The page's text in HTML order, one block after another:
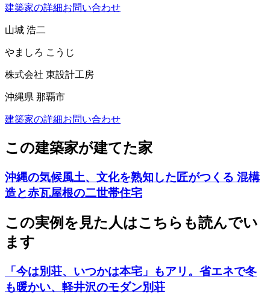
建築家の詳細お問い合わせ
山城 浩二
やましろ こうじ
株式会社 東設計工房
沖縄県 那覇市
建築家の詳細お問い合わせ
この建築家が建てた家
沖縄の気候風土、文化を熟知した匠がつくる 混構
造と赤瓦屋根の二世帯住宅
この実例を見た人はこちらも読んでい
ます
「今は別荘、いつかは本宅」もアリ。省エネで冬
も暖かい、軽井沢のモダン別荘